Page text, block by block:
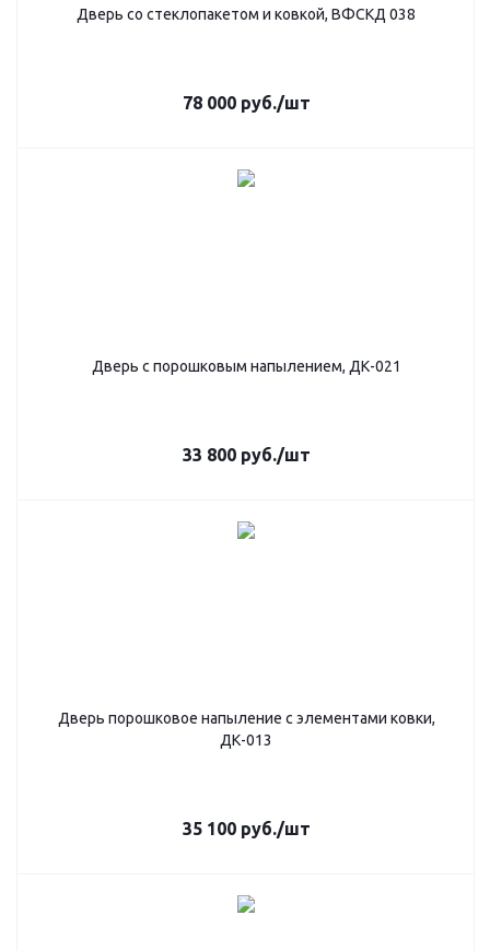
Дверь со стеклопакетом и ковкой, ВФСКД 038
78 000руб./шт
Дверь с порошковым напылением, ДК-021
33 800руб./шт
Дверь порошковое напыление с элементами ковки,
ДК-013
35 100руб./шт